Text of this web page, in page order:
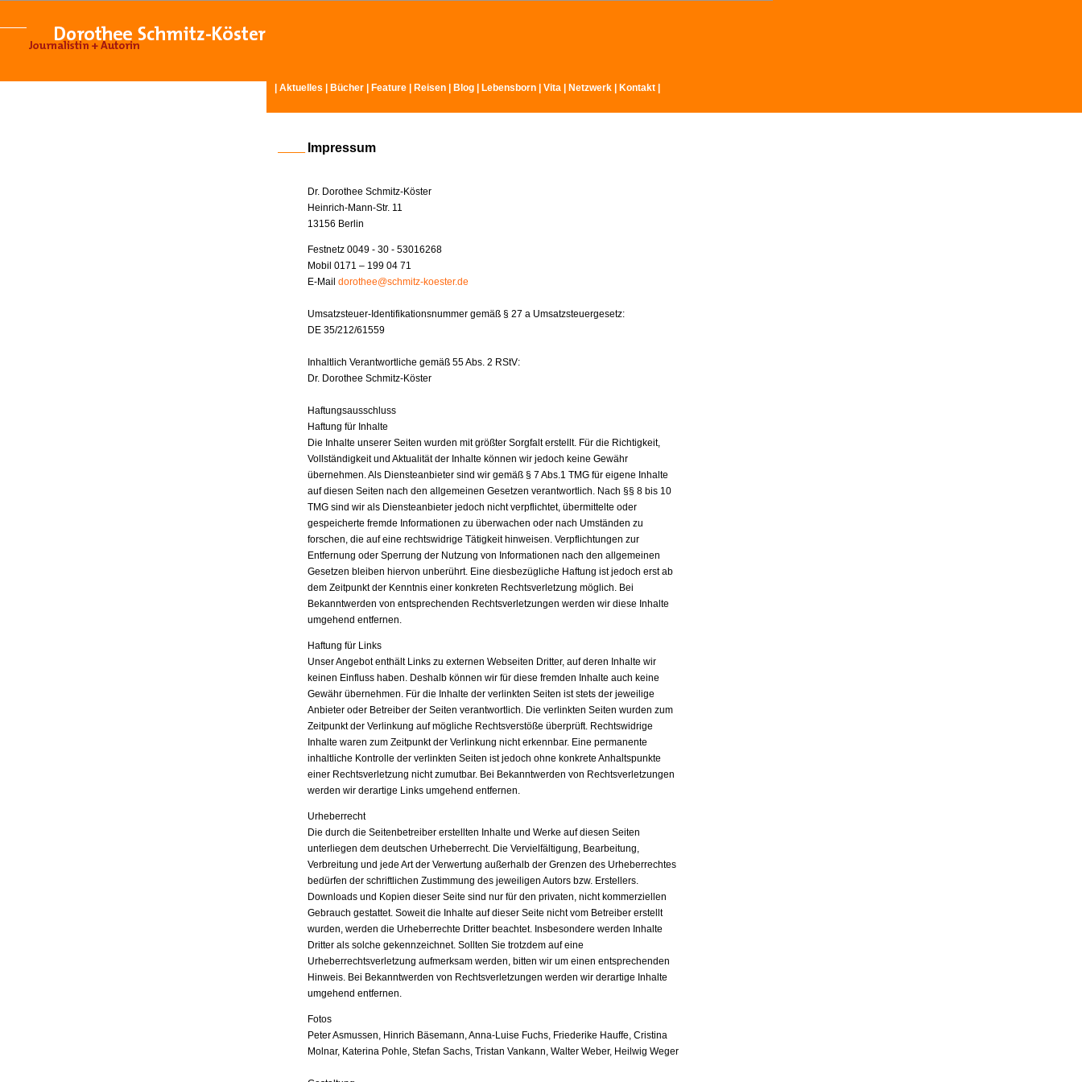
Aktuelles Bücher Feature Reisen Blog Lebensborn Vita Netzwerk Kontakt
Impressum
Dr. Dorothee Schmitz-Köster
Heinrich-Mann-Str. 11
13156 Berlin
Festnetz 0049 - 30 - 53016268
Mobil 0171 – 199 04 71
E-Mail dorothee@schmitz-koester.de
Umsatzsteuer-Identifikationsnummer gemäß § 27 a Umsatzsteuergesetz:
DE 35/212/61559
Inhaltlich Verantwortliche gemäß 55 Abs. 2 RStV:
Dr. Dorothee Schmitz-Köster
Haftungsausschluss
Haftung für Inhalte
Die Inhalte unserer Seiten wurden mit größter Sorgfalt erstellt. Für die Richtigkeit,
Vollständigkeit und Aktualität der Inhalte können wir jedoch keine Gewähr
übernehmen. Als Diensteanbieter sind wir gemäß § 7 Abs.1 TMG für eigene Inhalte
auf diesen Seiten nach den allgemeinen Gesetzen verantwortlich. Nach §§ 8 bis 10
TMG sind wir als Diensteanbieter jedoch nicht verpflichtet, übermittelte oder
gespeicherte fremde Informationen zu überwachen oder nach Umständen zu
forschen, die auf eine rechtswidrige Tätigkeit hinweisen. Verpflichtungen zur
Entfernung oder Sperrung der Nutzung von Informationen nach den allgemeinen
Gesetzen bleiben hiervon unberührt. Eine diesbezügliche Haftung ist jedoch erst ab
dem Zeitpunkt der Kenntnis einer konkreten Rechtsverletzung möglich. Bei
Bekanntwerden von entsprechenden Rechtsverletzungen werden wir diese Inhalte
umgehend entfernen.
Haftung für Links
Unser Angebot enthält Links zu externen Webseiten Dritter, auf deren Inhalte wir
keinen Einfluss haben. Deshalb können wir für diese fremden Inhalte auch keine
Gewähr übernehmen. Für die Inhalte der verlinkten Seiten ist stets der jeweilige
Anbieter oder Betreiber der Seiten verantwortlich. Die verlinkten Seiten wurden zum
Zeitpunkt der Verlinkung auf mögliche Rechtsverstöße überprüft. Rechtswidrige
Inhalte waren zum Zeitpunkt der Verlinkung nicht erkennbar. Eine permanente
inhaltliche Kontrolle der verlinkten Seiten ist jedoch ohne konkrete Anhaltspunkte
einer Rechtsverletzung nicht zumutbar. Bei Bekanntwerden von Rechtsverletzungen
werden wir derartige Links umgehend entfernen.
Urheberrecht
Die durch die Seitenbetreiber erstellten Inhalte und Werke auf diesen Seiten
unterliegen dem deutschen Urheberrecht. Die Vervielfältigung, Bearbeitung,
Verbreitung und jede Art der Verwertung außerhalb der Grenzen des Urheberrechtes
bedürfen der schriftlichen Zustimmung des jeweiligen Autors bzw. Erstellers.
Downloads und Kopien dieser Seite sind nur für den privaten, nicht kommerziellen
Gebrauch gestattet. Soweit die Inhalte auf dieser Seite nicht vom Betreiber erstellt
wurden, werden die Urheberrechte Dritter beachtet. Insbesondere werden Inhalte
Dritter als solche gekennzeichnet. Sollten Sie trotzdem auf eine
Urheberrechtsverletzung aufmerksam werden, bitten wir um einen entsprechenden
Hinweis. Bei Bekanntwerden von Rechtsverletzungen werden wir derartige Inhalte
umgehend entfernen.
Fotos
Peter Asmussen, Hinrich Bäsemann, Anna-Luise Fuchs, Friederike Hauffe, Cristina
Molnar, Katerina Pohle, Stefan Sachs, Tristan Vankann, Walter Weber, Heilwig Weger